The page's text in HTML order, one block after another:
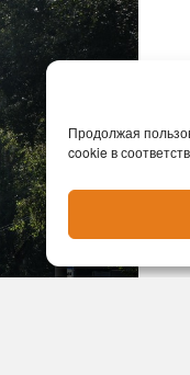
Продолжая
cookie в